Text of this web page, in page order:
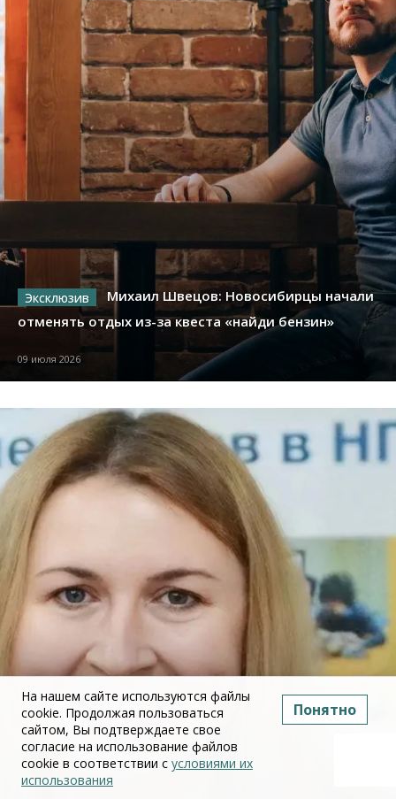
Михаил Швецов: Новосибирцы начали
отменять отдых из-за квеста «найди бензин»
09 июля 2026
На нашем сайте используются файлы
cookie. Продолжая пользоваться
сайтом, Вы подтверждаете свое
согласие на использование файлов
cookie в соответствии с условиями их
использования
Понятно